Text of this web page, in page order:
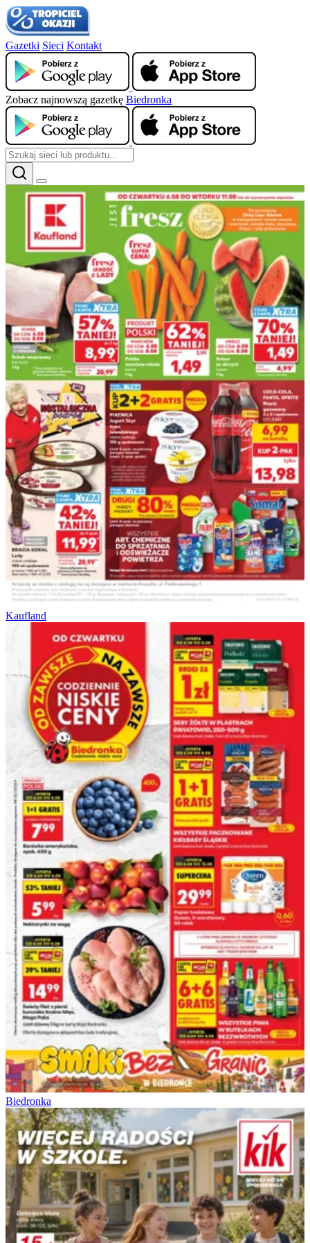
Gazetki Sieci Kontakt
Zobacz najnowszą gazetkę Biedronka
Kaufland
Biedronka